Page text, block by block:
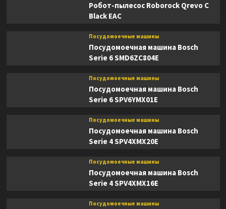
Робот-пылесос Roborock Qrevo C
Black EAC
Посудомоечные машины
Посудомоечная машина Bosch
Serie 6 SMD6ZC804E
Посудомоечные машины
Посудомоечная машина Bosch
Serie 6 SPV6YMX01E
Посудомоечные машины
Посудомоечная машина Bosch
Serie 4 SPV4XMX20E
Посудомоечные машины
Посудомоечная машина Bosch
Serie 4 SPV4XMX16E
Посудомоечные машины